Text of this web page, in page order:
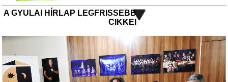
A GYULAI HÍRLAP LEGFRISSEBB
CIKKEI